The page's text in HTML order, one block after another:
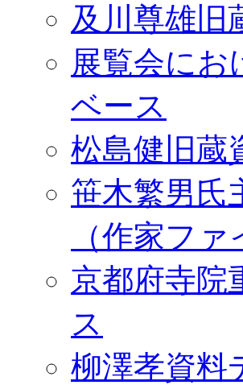
及川尊雄旧
展覧会にお
ベース
松島健旧蔵
笹木繁男氏
（作家ファ
京都府寺院
ス
柳澤孝資料